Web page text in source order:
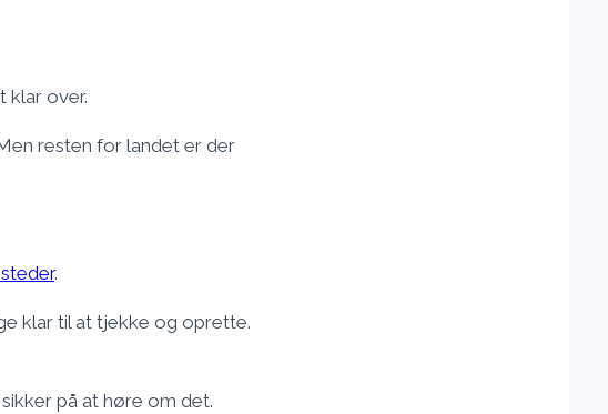
klar over.
resten for landet er der
.
klar til at tjekke og oprette.
på at høre om det.